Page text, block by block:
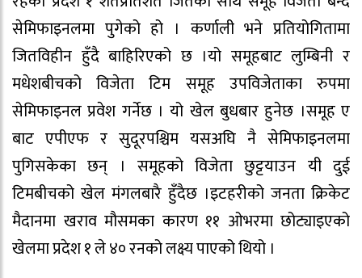
सेमिफाइनलमा पुगेको हो । कर्णाली भने प्रतियोगितामा
जितविहीन हुँदै बाहिरिएको छ ।यो समूहबाट लुम्बिनी र
मधेशबीचको विजेता टिम समूह उपविजेताका रुपमा
सेमिफाइनल प्रवेश गर्नेछ । यो खेल बुधबार हुनेछ ।समूह ए
बाट एपीएफ र सुदूरपश्चिम यसअघि नै सेमिफाइनलमा
पुगिसकेका छन् । समूहको विजेता छुट्टयाउन यी दुई
टिमबीचको खेल मंगलबारै हुँदैछ ।इटहरीको जनता क्रिकेट
मैदानमा खराव मौसमका कारण ११ ओभरमा छोट्याइएको
खेलमा प्रदेश १ ले ४० रनको लक्ष्य पाएको थियो ।